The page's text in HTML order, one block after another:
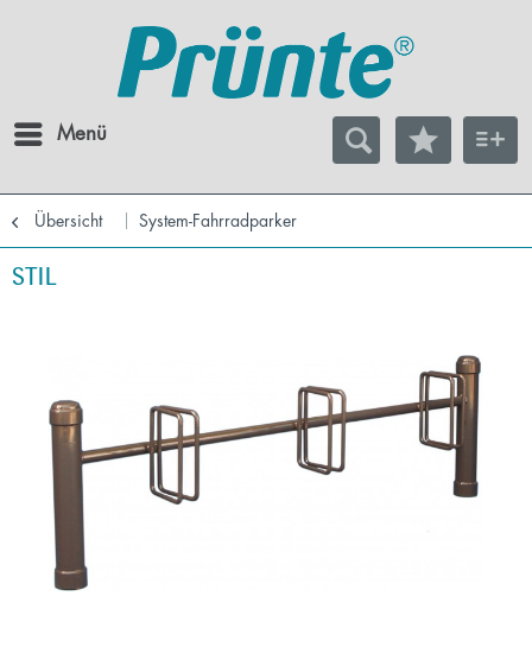
Menü
Übersicht System-Fahrradparker
STIL